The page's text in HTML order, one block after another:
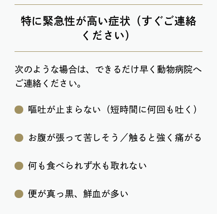
特に緊急性が高い症状（すぐご連絡
ください）
次のような場合は、できるだけ早く動物病院へ
ご連絡ください。
嘔吐が止まらない（短時間に何回も吐く）
お腹が張って苦しそう／触ると強く痛がる
何も食べられず水も取れない
便が真っ黒、鮮血が多い